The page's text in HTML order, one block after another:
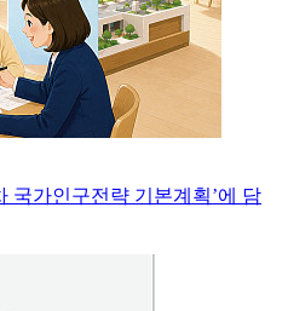
국가인구전략 기본계획’에 담